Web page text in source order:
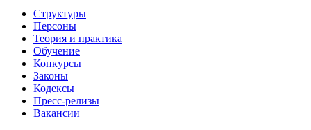
Структуры
Персоны
Теория и практика
Обучение
Конкурсы
Законы
Кодексы
Пресс-релизы
Вакансии